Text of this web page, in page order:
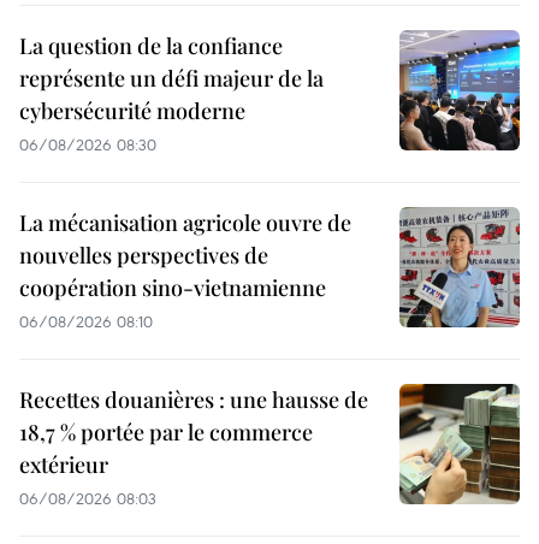
La question de la confiance
représente un défi majeur de la
cybersécurité moderne
06/08/2026 08:30
La mécanisation agricole ouvre de
nouvelles perspectives de
coopération sino-vietnamienne
06/08/2026 08:10
Recettes douanières : une hausse de
18,7 % portée par le commerce
extérieur
06/08/2026 08:03